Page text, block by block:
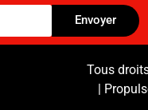
Envoyer
Tous
|